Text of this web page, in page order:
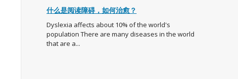
什么是阅读障碍，如何治愈？
Dyslexia affects about 10% of the world's
population There are many diseases in the world
that are a...